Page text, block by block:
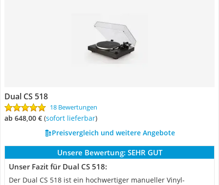
Dual CS 518
18 Bewertungen
ab 648,00 € ( Sofort lieferbar)
Preisvergleich und weitere Angebote
Unsere Bewertung: SEHR GUT
Unser Fazit für Dual CS 518:
Der Dual CS 518 ist ein hochwertiger manueller Vinyl-